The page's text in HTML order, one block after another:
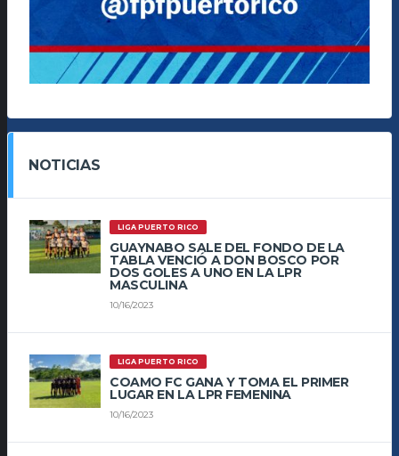
NOTICIAS
LIGA PUERTO RICO
GUAYNABO SALE DEL FONDO DE LA
TABLA VENCIÓ A DON BOSCO POR
DOS GOLES A UNO EN LA LPR
MASCULINA
10/16/2023
LIGA PUERTO RICO
COAMO FC GANA Y TOMA EL PRIMER
LUGAR EN LA LPR FEMENINA
10/16/2023